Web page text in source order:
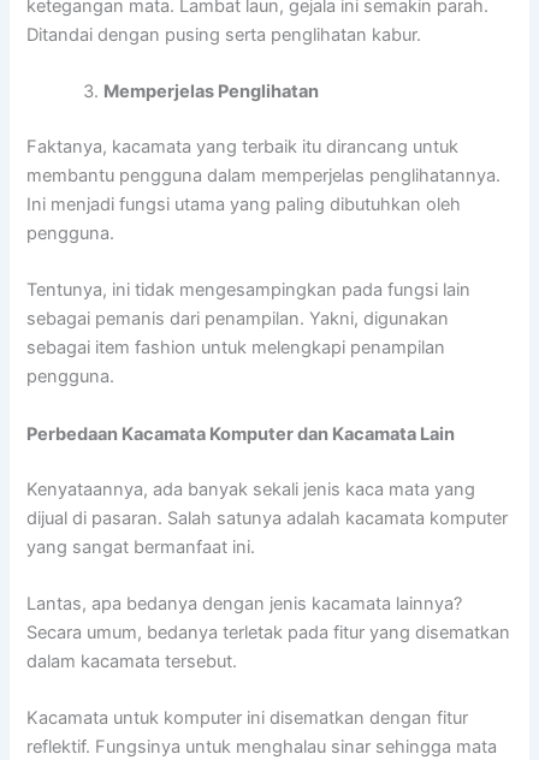
ketegangan mata. Lambat laun, gejala ini semakin parah.
Ditandai dengan pusing serta penglihatan kabur.
Memperjelas Penglihatan
Faktanya, kacamata yang terbaik itu dirancang untuk
membantu pengguna dalam memperjelas penglihatannya.
Ini menjadi fungsi utama yang paling dibutuhkan oleh
pengguna.
Tentunya, ini tidak mengesampingkan pada fungsi lain
sebagai pemanis dari penampilan. Yakni, digunakan
sebagai item fashion untuk melengkapi penampilan
pengguna.
Perbedaan Kacamata Komputer dan Kacamata Lain
Kenyataannya, ada banyak sekali jenis kaca mata yang
dijual di pasaran. Salah satunya adalah kacamata komputer
yang sangat bermanfaat ini.
Lantas, apa bedanya dengan jenis kacamata lainnya?
Secara umum, bedanya terletak pada fitur yang disematkan
dalam kacamata tersebut.
Kacamata untuk komputer ini disematkan dengan fitur
reflektif. Fungsinya untuk menghalau sinar sehingga mata